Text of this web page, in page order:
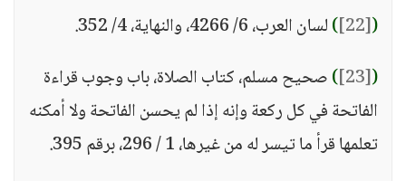
(
[22]
)لسان العرب، 6/ 4266، والنهاية، 4/ 352.
(
[23]
)صحيح مسلم، كتاب الصلاة، باب وجوب قراءة
الفاتحة في كل ركعة وإنه إذا لم يحسن الفاتحة ولا أمكنه
تعلمها قرأ ما تيسر له من غيرها، 1 / 296، برقم 395.